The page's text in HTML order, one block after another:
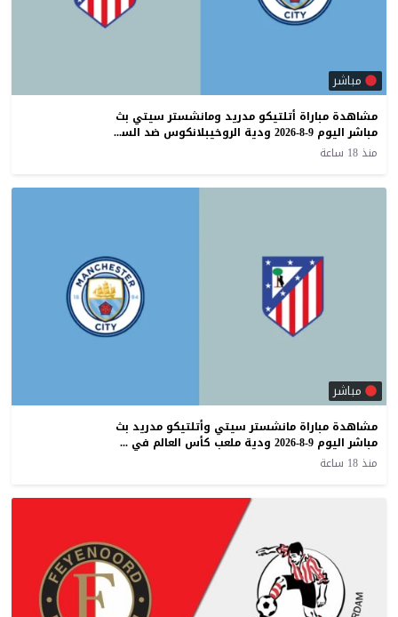
مباشر
مشاهدة مباراة أتلتيكو مدريد ومانشستر سيتي بث
مباشر اليوم 9-8-2026 ودية الروخيبلانكوس ضد السيتيزن
منذ 18 ساعة
مباشر
مشاهدة مباراة مانشستر سيتي وأتلتيكو مدريد بث
مباشر اليوم 9-8-2026 ودية ملعب كأس العالم في سيول
منذ 18 ساعة